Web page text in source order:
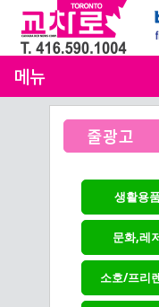
메뉴
줄광고